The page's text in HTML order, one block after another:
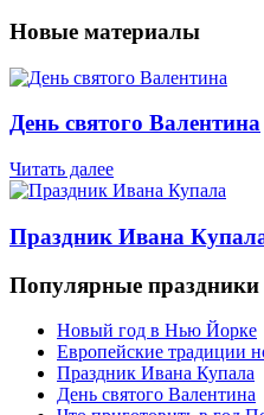
Новые материалы
День святого Валентина
Читать далее
Праздник Ивана
Популярные праздники
Новый год в Нью Йорке
Европейские традиции
Праздник Ивана Купала
День святого Валентина